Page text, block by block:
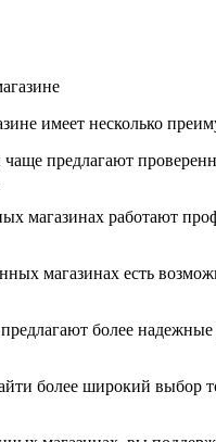
имеет несколько
предлагают
магазинах работают
магазинах есть
более
более широкий выбор